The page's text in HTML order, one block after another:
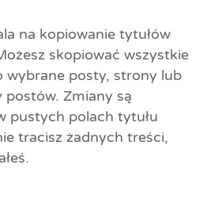
na kopiowanie tytułów
skopiować wszystkie
wybrane posty, strony lub
Zmiany są
pustych polach tytułu
tracisz żadnych treści,